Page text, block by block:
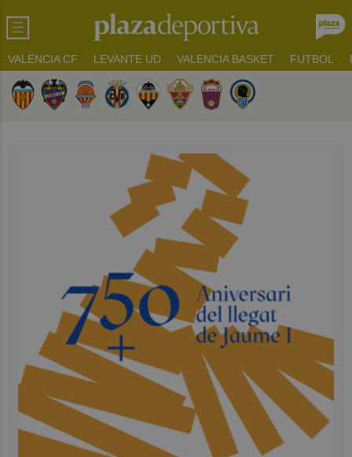
VALENCIA CF LEVANTE UD VALENCIA BASKET FUTBOL